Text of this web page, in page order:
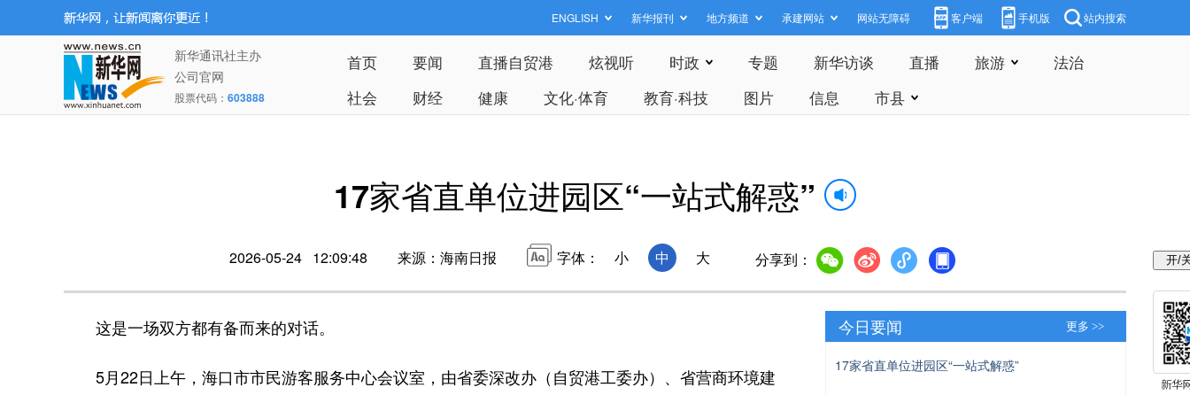
ENGLISH 新华报刊 地方频道 承建网站 网站无障碍 客户端 手机版 站内搜索
新华通讯社主办
公司官网
股票代码： 603888
首页 要闻 直播自贸港 炫视听 时政 专题 新华访谈 直播 旅游
法治
社会
财经 健康 文化·体育 教育·科技 图片 信息 市县
17家省直单位进园区“一站式解惑”
2026-05-24 12:09:48 来源：海南日报 字体： 小 中 大 分享到：
这是一场双方都有备而来的对话。
5月22日上午，海口市市民游客服务中心会议室，由省委深改办（自贸港工委办）、省营商环境建
今日要闻 更多 >>
17家省直单位进园区“一站式解惑”